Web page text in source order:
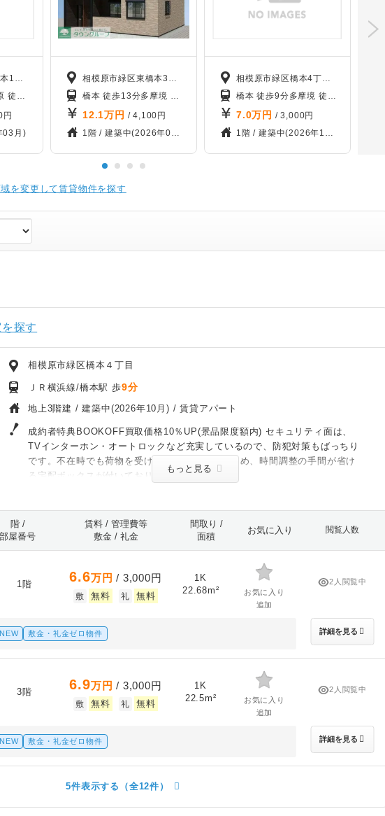
相模原市緑区西橋本1丁目10-13
27分 南橋本 徒歩27分
円
03月)
相模原市緑区東橋本3丁目11-6
橋本 徒歩13分多摩境 徒歩19分 南橋本 徒歩31分
12.1万円 / 4,100円
1階 / 建築中(2026年09月)
相模原市緑区橋本4丁目14-9
橋本 徒歩9分多摩境 徒歩25分
7.0万円 / 3,000円
1階 / 建築中(2026年10月)
を変更して賃貸物件を探す
探す
相模原市緑区橋本４丁目
ＪＲ横浜線/橋本駅 歩9分
地上3階建 /建築中(2026年10月) / 賃貸アパート
成約者特典BOOKOFF買取価格10％UP(景品限度額内) セキュリティ面は、
TVインターホン・オートロックなど充実しているので、防犯対策もばっちり
です。不在時でも荷物を受け取ることができるため、時間調整の手間が省け
る宅配ボックスが付いております。
もっと見る
階 /
部屋番号
賃料 / 管理費等
敷金 / 礼金
間取り /
面積
お気に入り 閲覧人数
1階 6.6万円 / 3,000円
敷 無料 礼 無料
1K
22.68m²
お気に入り
追加
NEW 敷金・礼金ゼロ物件
2人閲覧中
詳細を見る
3階 6.9万円 / 3,000円
敷 無料 礼 無料
1K
22.5m²
お気に入り
追加
NEW 敷金・礼金ゼロ物件
2人閲覧中
詳細を見る
5件表示する（全12件）